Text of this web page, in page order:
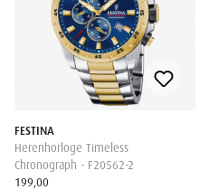
FESTINA
Herenhorloge Timeless
Chronograph - F20562-2
199,00